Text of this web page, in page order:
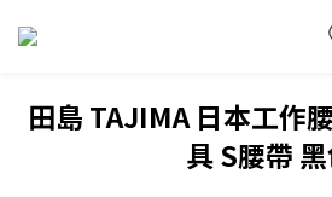
田島 TAJIMA 日本工作
具 S腰帶